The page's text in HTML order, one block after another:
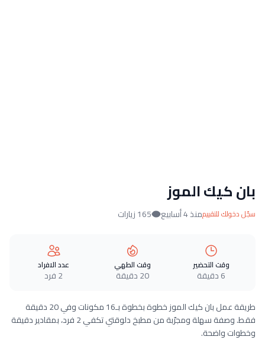
بان كيك الموز
سجّل دخولك للتقييممنذ 4 أسابيع 165 زيارات
وقت التحضير
6 دقيقة
وقت الطهي
20 دقيقة
عدد الافراد
2 فرد
طريقة عمل بان كيك الموز خطوة بخطوة بـ16 مكونات وفي 20 دقيقة
فقط. وصفة سهلة ومجرّبة من مطبخ دلوقتي تكفي 2 فرد، بمقادير دقيقة
وخطوات واضحة.